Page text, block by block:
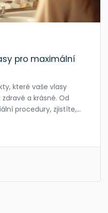
pro maximální
které vaše vlasy
a krásné. Od
procedury, zjistíte,
vlasy správně a